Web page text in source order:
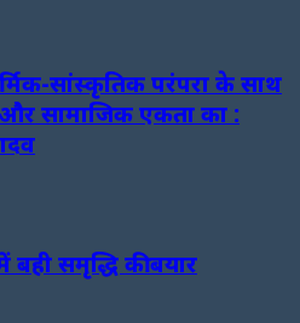
सांस्कृतिक परंपरा के साथ
और सामाजिक एकता का :
समृद्धि की बयार